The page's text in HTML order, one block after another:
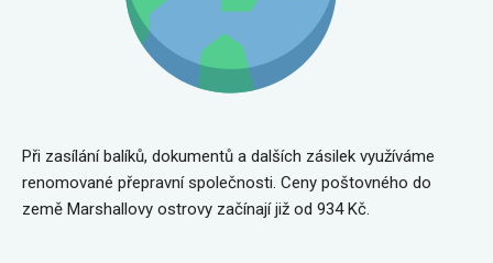
Při zasílání balíků, dokumentů a dalších zásilek využíváme
renomované přepravní společnosti. Ceny poštovného do
země Marshallovy ostrovy začínají již od 934 Kč.